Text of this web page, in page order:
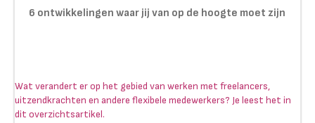
6 ontwikkelingen waar jij van op de hoogte moet zijn
Wat verandert er op het gebied van werken met freelancers,
uitzendkrachten en andere flexibele medewerkers? Je leest het in
dit overzichtsartikel.